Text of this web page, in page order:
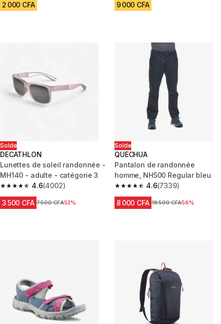
2 000 CFA 9 000 CFA
Solde
DECATHLON
Lunettes de soleil randonnée -
MH140 - adulte - catégorie 3
4.6
4.6 out of 5 stars from 4002 reviews
(4002)
3 500 CFA Prix avant réduction
7 500 CFA53%
Solde
QUECHUA
Pantalon de randonnée
homme, NH500 Regular bleu
4.6
4.6 out of 5 stars from 7339
(7339)
8 000 CFA Prix avant réduction
18 500 CFA56%